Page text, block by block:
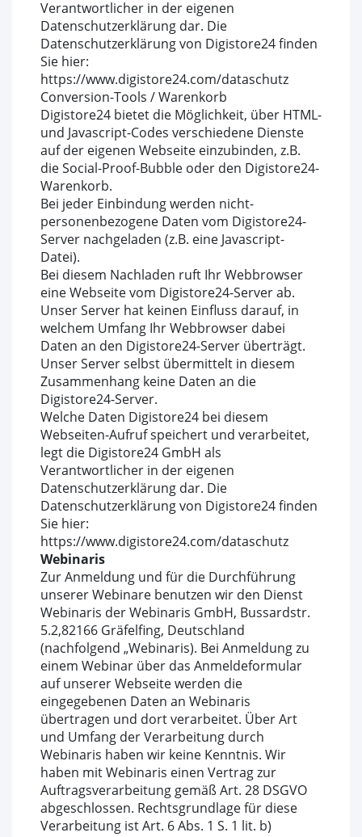
Verantwortlicher in der eigenen
Datenschutzerklärung dar. Die
Datenschutzerklärung von Digistore24 finden
Sie hier:
https://www.digistore24.com/dataschutz
Conversion-Tools / Warenkorb
Digistore24 bietet die Möglichkeit, über HTML-
und Javascript-Codes verschiedene Dienste
auf der eigenen Webseite einzubinden, z.B.
die Social-Proof-Bubble oder den Digistore24-
Warenkorb.
Bei jeder Einbindung werden nicht-
personenbezogene Daten vom Digistore24-
Server nachgeladen (z.B. eine Javascript-
Datei).
Bei diesem Nachladen ruft Ihr Webbrowser
eine Webseite vom Digistore24-Server ab.
Unser Server hat keinen Einfluss darauf, in
welchem Umfang Ihr Webbrowser dabei
Daten an den Digistore24-Server überträgt.
Unser Server selbst übermittelt in diesem
Zusammenhang keine Daten an die
Digistore24-Server.
Welche Daten Digistore24 bei diesem
Webseiten-Aufruf speichert und verarbeitet,
legt die Digistore24 GmbH als
Verantwortlicher in der eigenen
Datenschutzerklärung dar. Die
Datenschutzerklärung von Digistore24 finden
Sie hier:
https://www.digistore24.com/dataschutz
Webinaris
Zur Anmeldung und für die Durchführung
unserer Webinare benutzen wir den Dienst
Webinaris der Webinaris GmbH, Bussardstr.
5.2,82166 Gräfelfing, Deutschland
(nachfolgend „Webinaris). Bei Anmeldung zu
einem Webinar über das Anmeldeformular
auf unserer Webseite werden die
eingegebenen Daten an Webinaris
übertragen und dort verarbeitet. Über Art
und Umfang der Verarbeitung durch
Webinaris haben wir keine Kenntnis. Wir
haben mit Webinaris einen Vertrag zur
Auftragsverarbeitung gemäß Art. 28 DSGVO
abgeschlossen. Rechtsgrundlage für diese
Verarbeitung ist Art. 6 Abs. 1 S. 1 lit. b)